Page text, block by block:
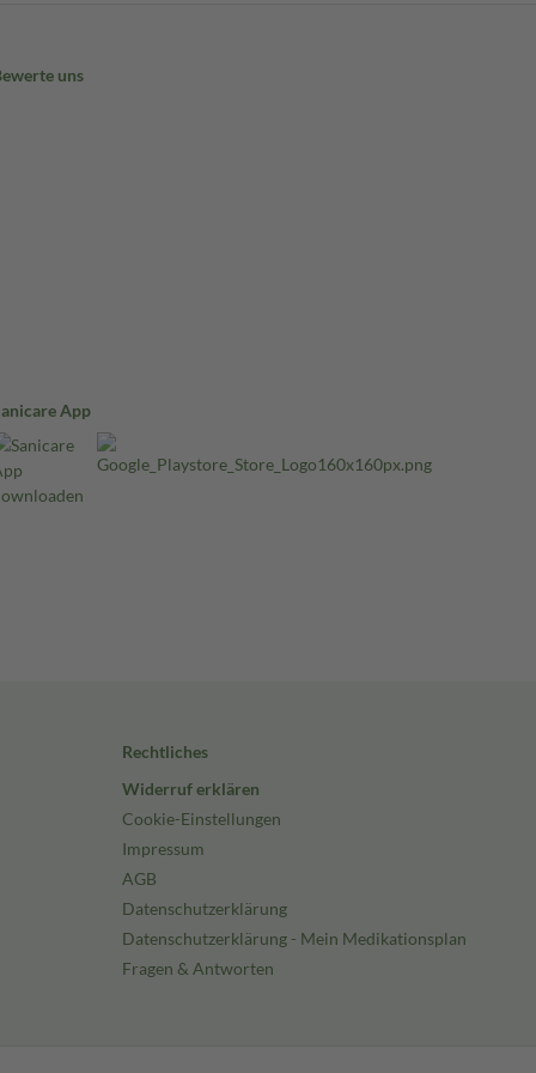
uns
App
Rechtliches
Widerruf erklären
Cookie-Einstellungen
Impressum
AGB
Datenschutzerklärung
Datenschutzerklärung - Mein Medikationsplan
Fragen & Antworten